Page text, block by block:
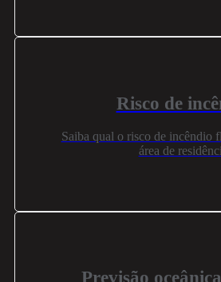
Risco de
Saiba qual o risco de incêndio
área de
Previsão